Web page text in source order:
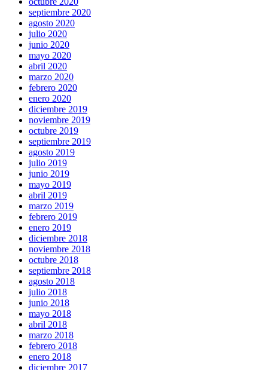
septiembre 2020
agosto 2020
julio 2020
junio 2020
mayo 2020
abril 2020
marzo 2020
febrero 2020
enero 2020
diciembre 2019
noviembre 2019
octubre 2019
septiembre 2019
agosto 2019
julio 2019
junio 2019
mayo 2019
abril 2019
marzo 2019
febrero 2019
enero 2019
diciembre 2018
noviembre 2018
octubre 2018
septiembre 2018
agosto 2018
julio 2018
junio 2018
mayo 2018
abril 2018
marzo 2018
febrero 2018
enero 2018
diciembre 2017